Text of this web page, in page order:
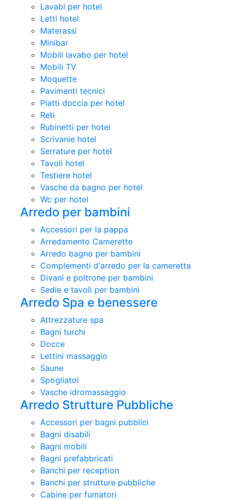
Lavabi per hotel
Letti hotel
Materassi
Minibar
Mobili lavabo per hotel
Mobili TV
Moquette
Pavimenti tecnici
Piatti doccia per hotel
Reti
Rubinetti per hotel
Scrivanie hotel
Serrature per hotel
Tavoli hotel
Testiere hotel
Vasche da bagno per hotel
Wc per hotel
Arredo per bambini
Accessori per la pappa
Arredamento Camerette
Arredo bagno per bambini
Complementi d'arredo per la cameretta
Divani e poltrone per bambini
Sedie e tavoli per bambini
Arredo Spa e benessere
Attrezzature spa
Bagni turchi
Docce
Lettini massaggio
Saune
Spogliatoi
Vasche idromassaggio
Arredo Strutture Pubbliche
Accessori per bagni pubblici
Bagni disabili
Bagni mobili
Bagni prefabbricati
Banchi per reception
Banchi per strutture pubbliche
Cabine per fumatori